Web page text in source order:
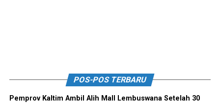
POS-POS TERBARU
Pemprov Kaltim Ambil Alih Mall Lembuswana Setelah 30